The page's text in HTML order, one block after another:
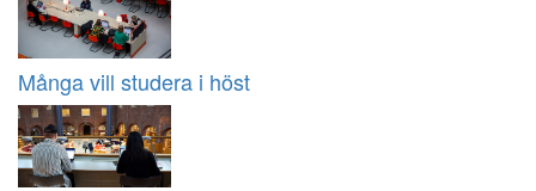
Många vill studera i höst